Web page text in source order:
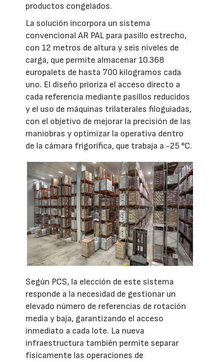
productos congelados.
La solución incorpora un sistema
convencional AR PAL para pasillo estrecho,
con 12 metros de altura y seis niveles de
carga, que permite almacenar 10.368
europalets de hasta 700 kilogramos cada
uno. El diseño prioriza el acceso directo a
cada referencia mediante pasillos reducidos
y el uso de máquinas trilaterales filoguiadas,
con el objetivo de mejorar la precisión de las
maniobras y optimizar la operativa dentro
de la cámara frigorífica, que trabaja a -25 °C.
Según PCS, la elección de este sistema
responde a la necesidad de gestionar un
elevado número de referencias de rotación
media y baja, garantizando el acceso
inmediato a cada lote. La nueva
infraestructura también permite separar
físicamente las operaciones de